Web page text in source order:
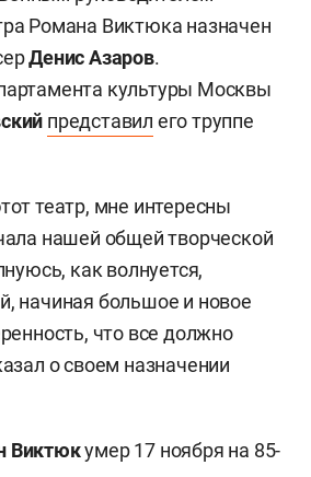
Романа Виктюка назначен
Денис Азаров.
культуры Москвы
представил его труппе
театр, мне интересны
нашей общей творческой
как волнуется,
начиная большое и новое
что все должно
о своем назначении
Виктюкумер 17 ноября на 85-